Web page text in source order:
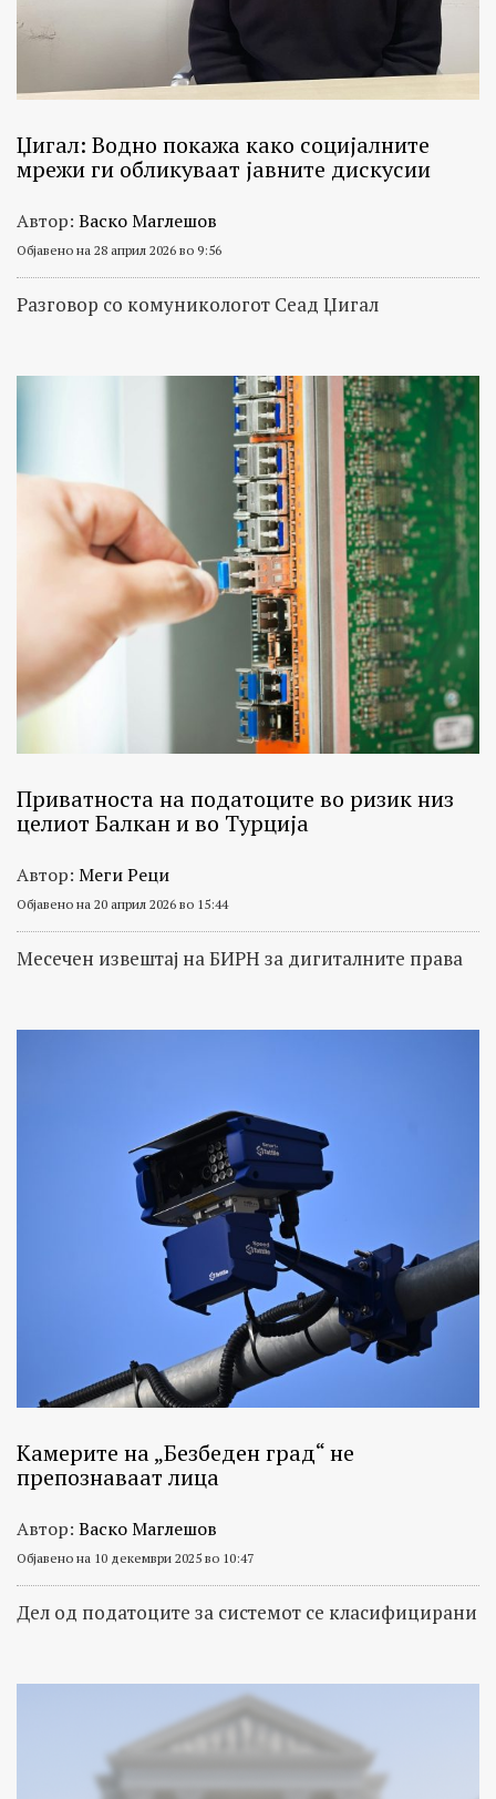
Џигал: Водно покажа како социјалните
мрежи ги обликуваат јавните дискусии
Автор: Васко Маглешов
Објавено на 28 април 2026 во 9:56
Разговор со комуникологот Сеад Џигал
Приватноста на податоците во ризик низ
целиот Балкан и во Турција
Автор: Меги Реци
Објавено на 20 април 2026 во 15:44
Месечен извештај на БИРН за дигиталните права
Камерите на „Безбеден град“ не
препознаваат лица
Автор: Васко Маглешов
Објавено на 10 декември 2025 во 10:47
Дел од податоците за системот се класифицирани